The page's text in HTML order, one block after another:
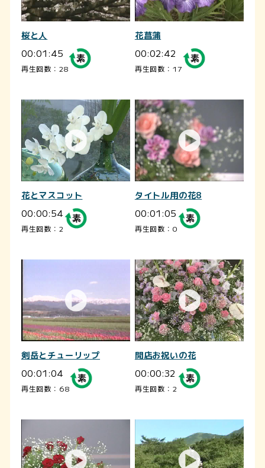
桜と人
00:01:45
再生回数：28
花菖蒲
00:02:42
再生回数：17
花とマスコット
00:00:54
再生回数：2
タイトル用の花8
00:01:05
再生回数：0
剣岳とチューリップ
00:01:04
再生回数：68
開店お祝いの花
00:00:32
再生回数：2